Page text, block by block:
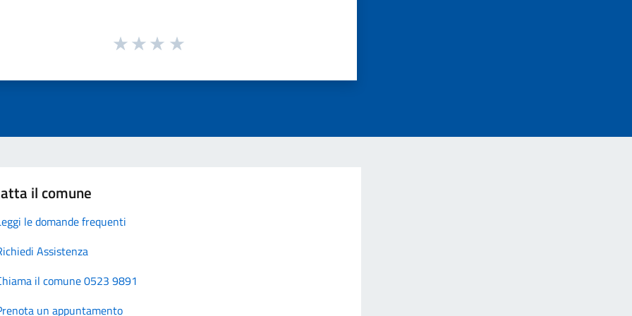
il comune
le domande frequenti
Assistenza
il comune 0523 9891
un appuntamento